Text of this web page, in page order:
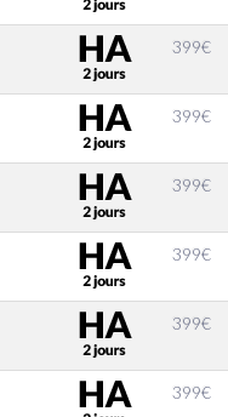
399€
399€
399€
399€
399€
399€